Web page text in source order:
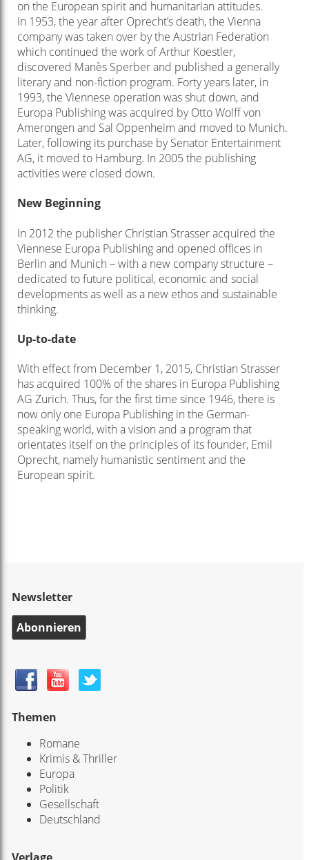
on the European spirit and humanitarian attitudes.
In 1953, the year after Oprecht’s death, the Vienna
company was taken over by the Austrian Federation
which continued the work of Arthur Koestler,
discovered Manès Sperber and published a generally
literary and non-fiction program. Forty years later, in
1993, the Viennese operation was shut down, and
Europa Publishing was acquired by Otto Wolff von
Amerongen and Sal Oppenheim and moved to Munich.
Later, following its purchase by Senator Entertainment
AG, it moved to Hamburg. In 2005 the publishing
activities were closed down.
New Beginning
In 2012 the publisher Christian Strasser acquired the
Viennese Europa Publishing and opened offices in
Berlin and Munich – with a new company structure –
dedicated to future political, economic and social
developments as well as a new ethos and sustainable
thinking.
Up-to-date
With effect from December 1, 2015, Christian Strasser
has acquired 100% of the shares in Europa Publishing
AG Zurich. Thus, for the first time since 1946, there is
now only one Europa Publishing in the German-
speaking world, with a vision and a program that
orientates itself on the principles of its founder, Emil
Oprecht, namely humanistic sentiment and the
European spirit.
Newsletter
Abonnieren
Themen
Romane
Krimis & Thriller
Europa
Politik
Gesellschaft
Deutschland